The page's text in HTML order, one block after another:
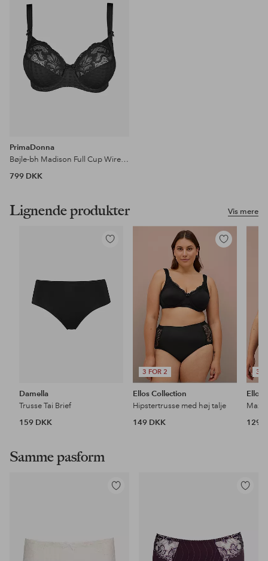
PrimaDonna
Bøjle-bh Madison Full Cup Wired Bra
799 DKK
Vis mere
Lignende produkter
Tilføj
Damella
Trusse Tai Brief
159 DKK
3 FOR 2
Tilføj
Ellos Collection
Hipstertrusse med høj talje
149 DKK
3
Ellos
129
Samme pasform
Tilføj
Tilføj